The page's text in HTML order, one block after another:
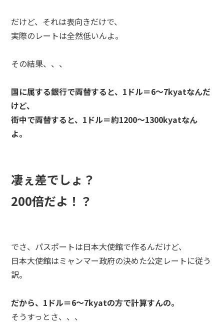
だけど、それは表向きだけで、
実際のレートは全然低いんよ。
その結果、、、
国に属する銀行で両替すると、1ドル＝6～7kyatなんだ
けど、
街中で両替すると、1ドル＝約1200～1300kyatなん
よ。
凄ぇ差でしょ？
200倍だよ！？
でさ、パスポートは日本大使館で作るんだけど、
日本大使館はミャンマー政府の決めた公定レートに従う
訳。
だから、1ドル＝6～7kyatの方で計算すんの。
そうすっとさ、、、